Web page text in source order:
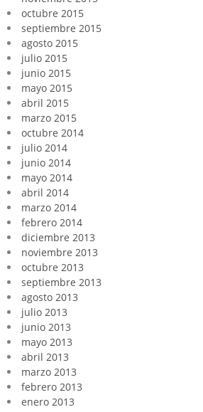
octubre 2015
septiembre 2015
agosto 2015
julio 2015
junio 2015
mayo 2015
abril 2015
marzo 2015
octubre 2014
julio 2014
junio 2014
mayo 2014
abril 2014
marzo 2014
febrero 2014
diciembre 2013
noviembre 2013
octubre 2013
septiembre 2013
agosto 2013
julio 2013
junio 2013
mayo 2013
abril 2013
marzo 2013
febrero 2013
enero 2013